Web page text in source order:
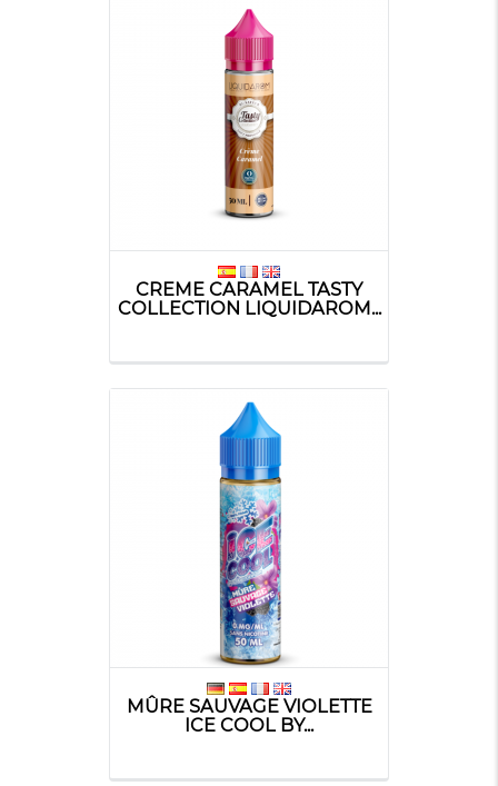
CREME CARAMEL TASTY
COLLECTION LIQUIDAROM...
MÛRE SAUVAGE VIOLETTE
ICE COOL BY...